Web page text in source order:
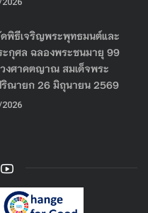
พิธีเจริญพระพุทธมนต์และ
กุศล ฉลองพระชนมายุ 99
งศาคตญาณ สมเด็จพระ
ณายก 26 มิถุนายน 2569